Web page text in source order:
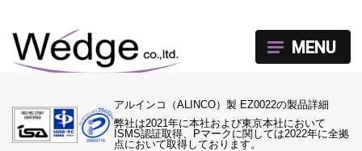
アルインコ（ALINCO）製 EZ0022の製品詳細
弊社は2021年に本社および東京本社において
ISMS認証取得、Pマークに関しては2022年に全拠
点において取得しております。
MENU